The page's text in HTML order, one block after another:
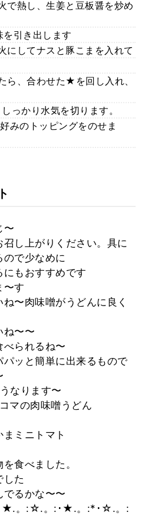
で熱し、生姜と豆板醤を炒め
引き出します
にしてナスと豚こまを入れて
ら、合わせた★を回し入れ、
っかり水気を切ります。
みのトッピングをのせま
〜
し上がりください。具に
で少なめに
もおすすめです
〜す
ね〜肉味噌がうどんに良く
ね〜〜
べられるね〜
ッと簡単に出来るもので
なります〜
マの肉味噌うどん
ミニトマト
食べました。
した
るかな〜〜
。:☆.。:･★.。:*･☆.。: